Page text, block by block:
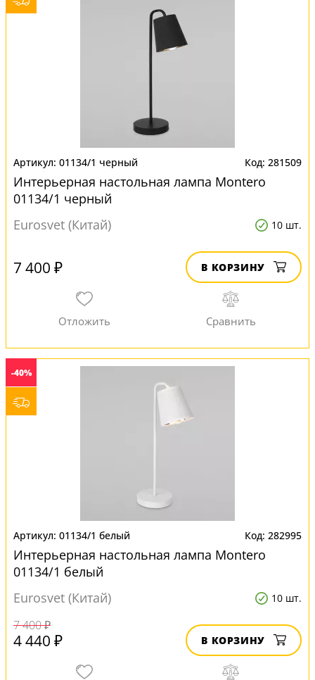
01134/1 черный 281509
Интерьерная настольная лампа Montero
01134/1 черный
Eurosvet (Китай)
10 шт.
7 400 ₽ В КОРЗИНУ
-40%
01134/1 белый 282995
Интерьерная настольная лампа Montero
01134/1 белый
Eurosvet (Китай)
10 шт.
7 400 ₽
4 440 ₽ В КОРЗИНУ